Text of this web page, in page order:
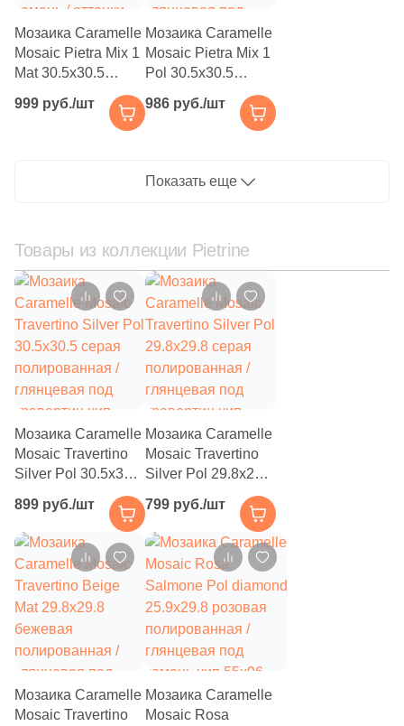
Тема
Камень (2580)
3D мозаика ( 17)
Акварель (1)
Бетон (341)
Геометрия (60 )
Дерево (127)
Кирпич ( 11)
Классика (5
Кожа (21)
)
Кракелюр (5)
Лофт (67)
Металл (112)
Мозаика Caramelle
Mosaic Pietra Mix 1
Mat 30.5x30.5
коричневая
999 руб./шт
Мозаика Caramelle
Mosaic Pietra Mix 1
Pol 30.5x30.5
коричневая
полированная /
камень / оттенки
цвета чип 48x48
986 руб./шт
Показать еще
Товары из коллекции Pietrine
Мозаика Caramelle
Mosaic Travertino
Silver Pol 30.5x30.5
полированная /
глянцевая под
травертин чип
48x48 квадратный
899 руб./шт
Мозаика Caramelle
Mosaic Travertino
Silver Pol 29.8x29.8
полированная /
глянцевая под
травертин чип
23x23 квадратный
799 руб./шт
Мозаика Caramelle
Mosaic Travertino
Мозаика Caramelle
Mosaic Rosa